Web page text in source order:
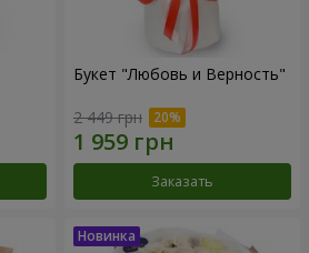
Букет "Любовь и Верность"
2 449 грн
Заказать